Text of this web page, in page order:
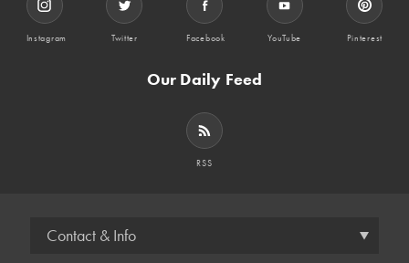
Instagram Twitter Facebook YouTube Pinterest
Our Daily Feed
RSS
Contact & Info